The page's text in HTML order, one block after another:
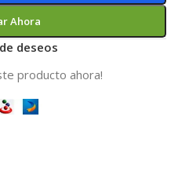
Ahora
deseos
producto ahora!